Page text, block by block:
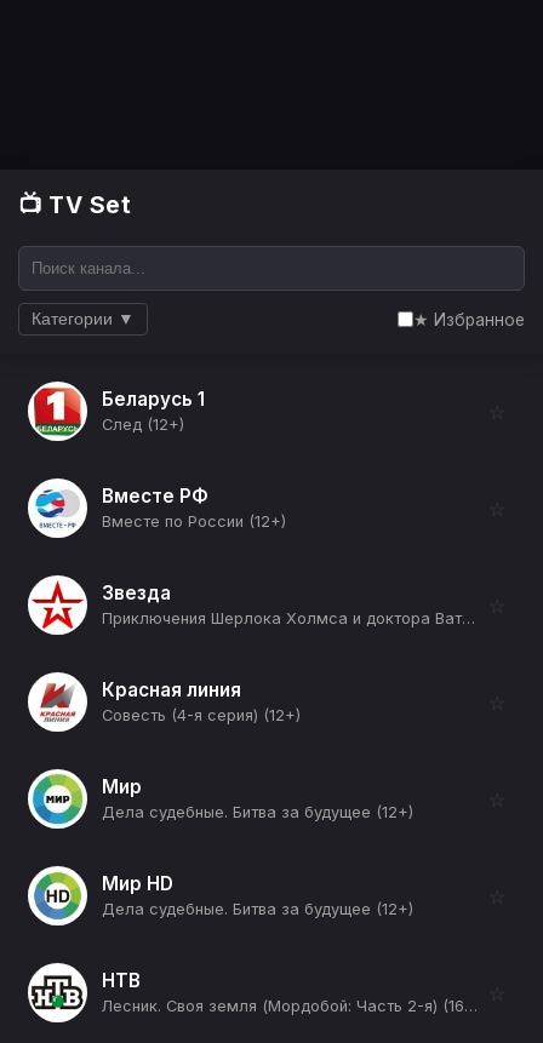
📺 TV Set
Категории ▼ ★ Избранное
Беларусь 1
След (12+)
☆
Вместе РФ
Вместе по России (12+)
☆
Звезда
Приключения Шерлока Холмса и доктора Ватсона (Знакомство) (12+)
☆
Красная линия
Совесть (4-я серия) (12+)
☆
Мир
Дела судебные. Битва за будущее (12+)
☆
Мир HD
Дела судебные. Битва за будущее (12+)
☆
НТВ
Лесник. Своя земля (Мордобой: Часть 2-я) (16+)
☆